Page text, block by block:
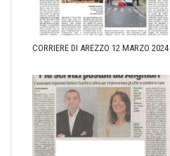
CORRIERE DI AREZZO 12 MARZO 2024